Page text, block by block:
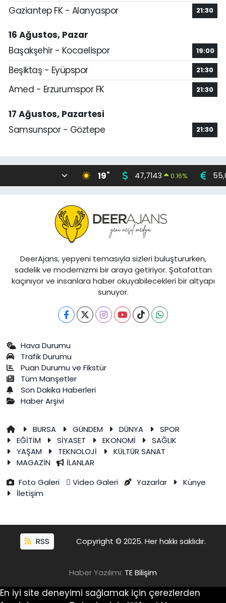
Gaziantep FK - Alanyaspor 21:30
16 Ağustos, Pazar
Başakşehir - Kocaelispor
19:00
Beşiktaş - Eyüpspor 21:30
Amed - Erzurumspor FK 21:30
17 Ağustos, Pazartesi
Samsunspor - Göztepe
21:30
19° 47,7143 0.16%
DeerAjans, yepyeni temasıyla sizleri buluştururken,
sadelik ve modernizmi bir araya getiriyor. Şatafattan
kaçınıyor ve insanlara haber okuyabilecekleri bir altyapı
sunuyor.
Hava Durumu
Trafik Durumu
Puan Durumu ve Fikstür
Tüm Manşetler
Son Dakika Haberleri
Haber Arşivi
BURSA GÜNDEM DÜNYA
SPOR
EĞİTİM
SİYASET EKONOMİ
SAĞLIK
YAŞAM
TEKNOLOJİ
KÜLTÜR SANAT
MAGAZİN
İLANLAR
Foto Galeri
Video Galeri Yazarlar
Künye
İletişim
RSS Copyright © 2025. Her hakkı saklıdır.
Haber Yazılımı: TE Bilişim
En iyi site deneyimi sağlamak için çerezlerden